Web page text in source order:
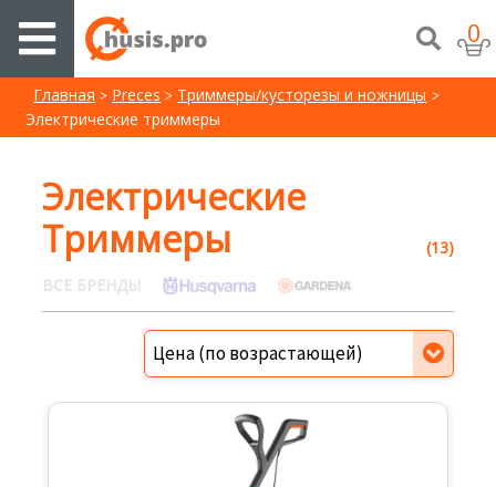
0
Главная Preces
Триммеры/кусторезы и ножницы
Электрические триммеры
Электрические
Триммеры
(13)
ВСЕ БРЕНДЫ